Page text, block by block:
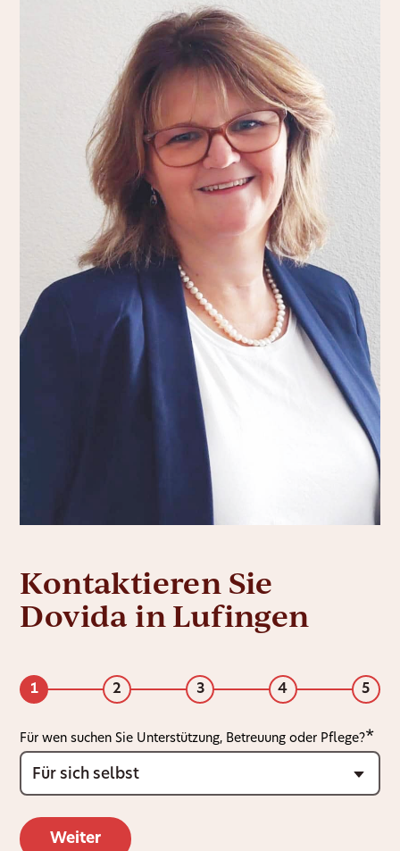
Kontaktieren Sie
Dovida in Lufingen
1 2 3 4 5
Für wen suchen Sie Unterstützung, Betreuung oder Pflege?